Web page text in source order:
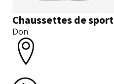
Chaussettes de sport
Don